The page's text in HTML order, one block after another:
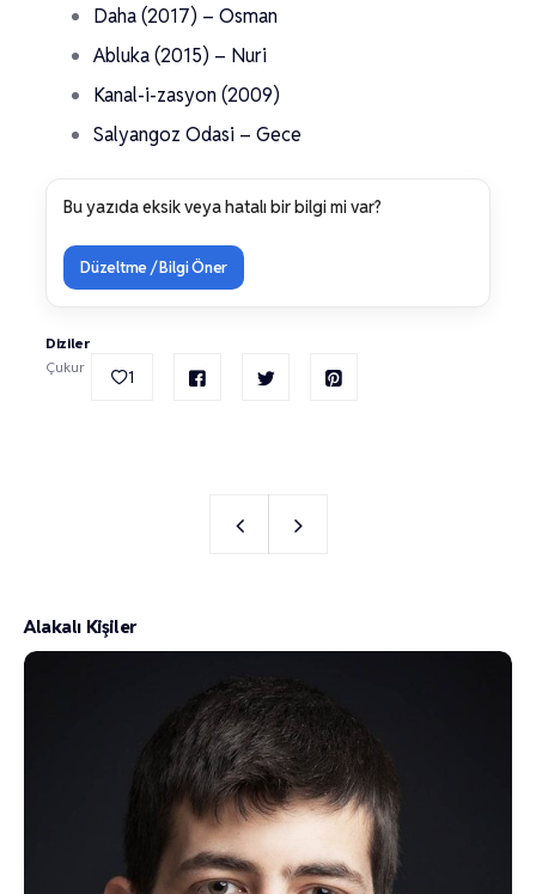
Daha (2017) – Osman
Abluka (2015) – Nuri
Kanal-i-zasyon (2009)
Salyangoz Odasi – Gece
Bu yazıda eksik veya hatalı bir bilgi mi var?
Düzeltme / Bilgi Öner
Diziler
Çukur
1
Alakalı Kişiler